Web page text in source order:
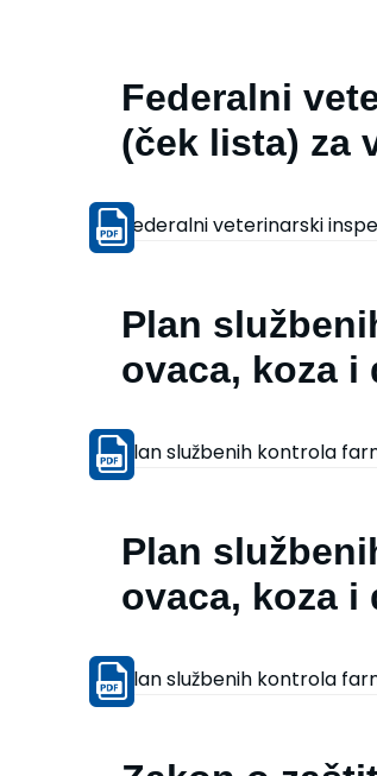
Federalni
(ček lista) za
Federalni veterinarski
Plan
ovaca, koza i
Plan službenih kontrola
Plan
ovaca, koza i
Plan službenih kontrola